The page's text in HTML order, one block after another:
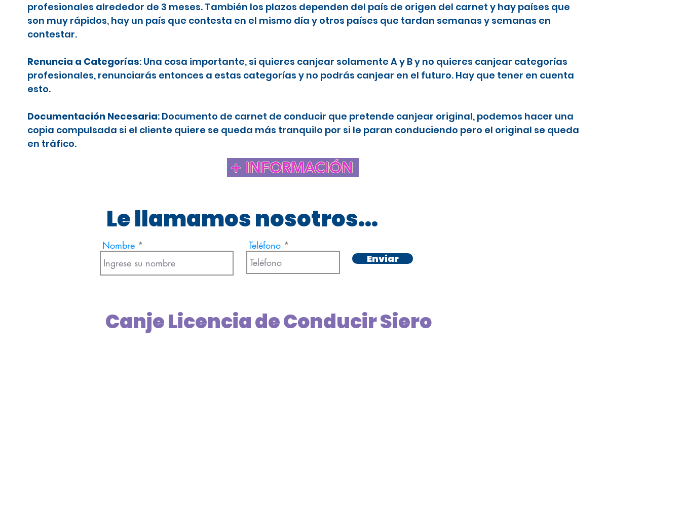
profesionales alrededor de 3 meses. También los plazos dependen del país de origen del carnet y hay países que
son muy rápidos, hay un país que contesta en el mismo día y otros países que tardan semanas y semanas en
contestar.
Renuncia a Categorías: Una cosa importante, si quieres canjear solamente A y B y no quieres canjear categorías
profesionales, renunciarás entonces a estas categorías y no podrás canjear en el futuro. Hay que tener en cuenta
esto.
Documentación Necesaria: Documento de carnet de conducir que pretende canjear original, podemos hacer una
copia compulsada si el cliente quiere se queda más tranquilo por si le paran conduciendo pero el original se queda
en tráfico.
+ INFORMACIÓN
Le llamamos nosotros...
Nombre Teléfono
Enviar
Canje Licencia de Conducir Siero